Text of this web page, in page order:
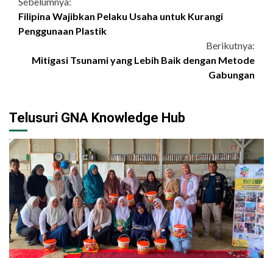
Continue
Reading
Filipina Wajibkan Pelaku Usaha untuk Kurangi
Penggunaan Plastik
Berikutnya:
Mitigasi Tsunami yang Lebih Baik dengan Metode
Gabungan
Telusuri GNA Knowledge Hub